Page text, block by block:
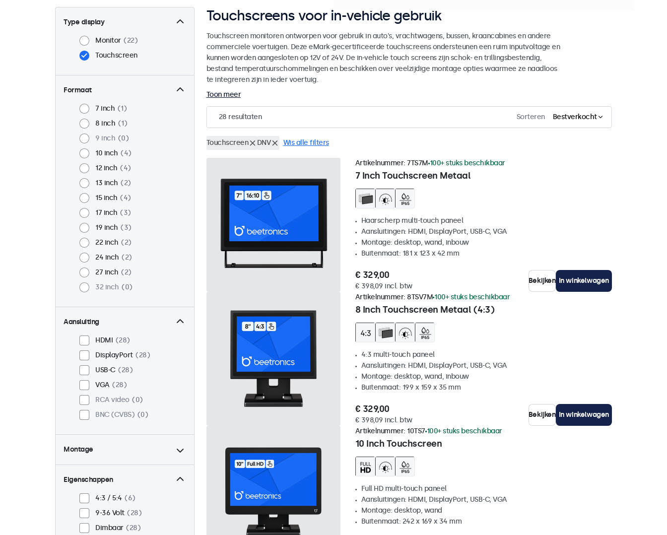
Type display
Monitor
22
Touchscreen
Formaat
7 inch
1
8 inch
1
9 inch
0
10 inch
4
12 inch
4
13 inch
2
15 inch
4
17 inch
3
19 inch
3
22 inch
2
24 inch
2
27 inch
2
32 inch
0
Aansluiting
HDMI
28
DisplayPort
28
USB-C
28
VGA
28
RCA video
0
BNC (CVBS)
0
Montage
Desktop
20
Wand
Panel mount
Inbouw
24
Rackmontage (19 inch)
Eigenschappen
4:3 / 5:4
6
9-36 Volt
28
Dimbaar
28
Touchscreens voor in-vehicle gebruik
Touchscreen monitoren ontworpen voor gebruik in auto's, vrachtwagens, bussen, kraancabines en andere
commerciele voertuigen. Deze eMark-gecertificeerde touchscreens ondersteunen een ruim inputvoltage en
kunnen worden aangesloten op 12V of 24V. De in-vehicle touch screens zijn schok- en trillingsbestendig,
bestand temperatuurschommelingen en beschikken over veelzijdige montage opties waarmee ze naadloos
te integreren zijn in ieder voertuig.
Toon meer
28 resultaten Sorteren Bestverkocht
Touchscreen DNV Wis alle filters
7 Inch Touchscreen Metaal
Artikelnummer: 7TS7M 100+ stuks beschikbaar
Haarscherp multi-touch paneel
Aansluitingen: HDMI, DisplayPort, USB-C, VGA
Montage: desktop, wand, inbouw
Buitenmaat: 181 x 123 x 42 mm
€ 329,00
€ 398,09 incl. btw
Bekijken In winkelwagen
8 Inch Touchscreen Metaal (4:3)
Artikelnummer: 8TSV7M 100+ stuks beschikbaar
4:3 multi-touch paneel
Aansluitingen: HDMI, DisplayPort, USB-C, VGA
Montage: desktop, wand, inbouw
Buitenmaat: 199 x 159 x 35 mm
€ 329,00
€ 398,09 incl. btw
Bekijken In winkelwagen
10 Inch Touchscreen
Artikelnummer: 10TS7 100+ stuks beschikbaar
Full HD multi-touch paneel
Aansluitingen: HDMI, DisplayPort, USB-C, VGA
Montage: desktop, wand
Buitenmaat: 242 x 169 x 34 mm